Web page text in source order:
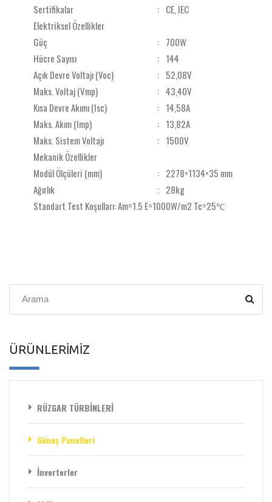
Sertifikalar
: CE, IEC
Elektriksel Özellikler
Güç
: 700W
Hücre Sayısı
: 144
Açık Devre Voltajı (Voc)
: 52,08V
Maks. Voltaj (Vmp)
: 43,40V
Kısa Devre Akımı (Isc)
: 14,58A
Maks. Akım (Imp)
: 13,82A
Maks. Sistem Voltajı
: 1500V
Mekanik Özellikler
Modül Ölçüleri (mm)
: 2278×1134×35 mm
Ağırlık
: 28kg
Standart Test Koşulları: Am=1.5 E=1000W/m2 Tc=25℃
ÜRÜNLERİMİZ
RÜZGAR TÜRBİNLERİ
Güneş Panelleri
İnverterler